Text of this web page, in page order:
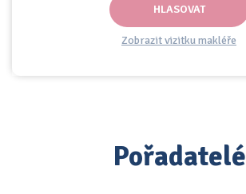
HLASOVAT
Zobrazit vizitku makléře
Pořadatelé